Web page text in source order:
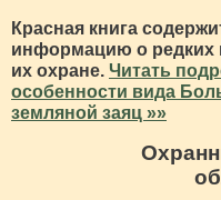
Красная книга
информацию о редких
их охране. Читать
особенности вида
земляной заяц »»